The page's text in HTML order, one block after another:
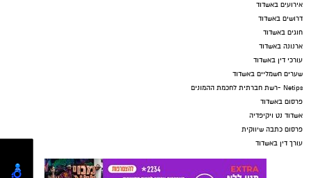
אירועים באשדוד
דרושים באשדוד
חוגים באשדוד
ארנונה באשדוד
עורכי דין באשדוד
שערים חשמליים באשדוד
Netips -רשת חברתית לחכמת ההמונים
פרסום באשדוד
אשדוד נט ויקיפדיה
פרסום כתבה שיווקית
עורך דין באשדוד